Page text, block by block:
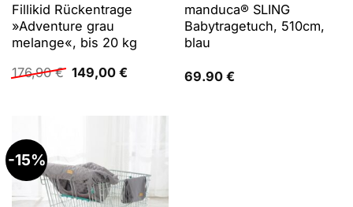
Fillikid Rückentrage
»Adventure grau
melange«, bis 20 kg
176,90€ Ursprünglicher
Preis
149,00 €Aktueller
manduca® SLING
Babytragetuch, 510cm,
blau
69.90 €
-15%